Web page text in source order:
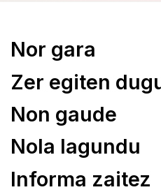
Nor gara
Zer egiten
Non gaude
Nola lagundu
Informa zaitez